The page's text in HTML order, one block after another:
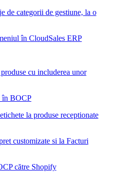
de categorii de gestiune, la o
în CloudSales ERP
cu includerea unor
în BOCP
la produse receptionate
customizate si la Facturi
către Shopify